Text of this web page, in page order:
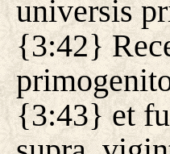
universis
{3:42}
{3:43} et